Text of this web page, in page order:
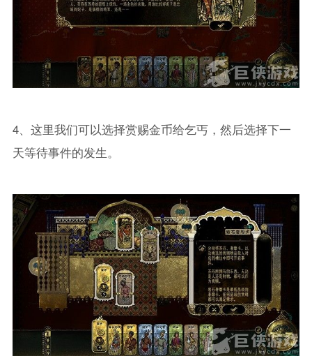
4、这里我们可以选择赏赐金币给乞丐，然后选择下一
天等待事件的发生。